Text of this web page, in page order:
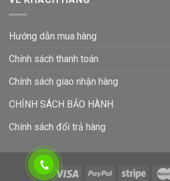
Hướng dẫn mua hàng
Chính sách thanh toán
Chính sách giao nhận hàng
CHÍNH SÁCH BẢO HÀNH
Chính sách đổi trả hàng